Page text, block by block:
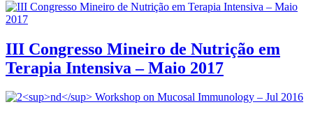
III Congresso Mineiro de Nutrição em
Terapia Intensiva – Maio 2017